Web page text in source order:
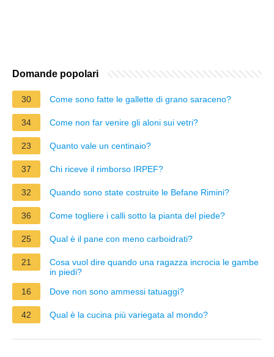
Domande popolari
30 Come sono fatte le gallette di grano saraceno?
34 Come non far venire gli aloni sui vetri?
23 Quanto vale un centinaio?
37 Chi riceve il rimborso IRPEF?
32 Quando sono state costruite le Befane Rimini?
36 Come togliere i calli sotto la pianta del piede?
25 Qual è il pane con meno carboidrati?
21
Cosa vuol dire quando una ragazza incrocia le gambe
in piedi?
16
Dove non sono ammessi tatuaggi?
42 Qual è la cucina più variegata al mondo?